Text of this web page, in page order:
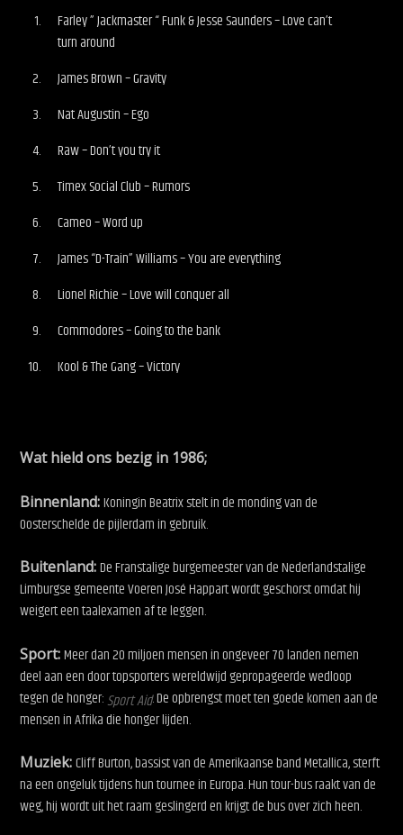
Farley ” Jackmaster “ Funk & Jesse Saunders – Love can’t
turn around
James Brown – Gravity
Nat Augustin – Ego
Raw – Don’t you try it
Timex Social Club – Rumors
Cameo – Word up
James “D-Train” Williams – You are everything
Lionel Richie – Love will conquer all
Commodores – Going to the bank
Kool & The Gang – Victory
Wat hield ons bezig in 1986;
Binnenland:Koningin Beatrix stelt in de monding van de
Oosterschelde de pijlerdam in gebruik.
Buitenland:De Franstalige burgemeester van de Nederlandstalige
Limburgse gemeenteVoeren José Happart wordt geschorst omdat hij
weigert een taalexamen af te leggen.
Sport:Meer dan 20 miljoen mensen in ongeveer 70 landen nemen
deel aan een door topsporters wereldwijd gepropageerde wedloop
tegen de honger:Sport Aid. De opbrengst moet ten goede komen aan de
mensen in Afrika die honger lijden.
Muziek:Cliff Burton, bassist van de Amerikaanse band Metallica, sterft
na een ongeluk tijdens hun tournee in Europa. Hun tour-bus raakt van de
weg, hij wordt uit het raam geslingerd en krijgt de bus over zich heen.